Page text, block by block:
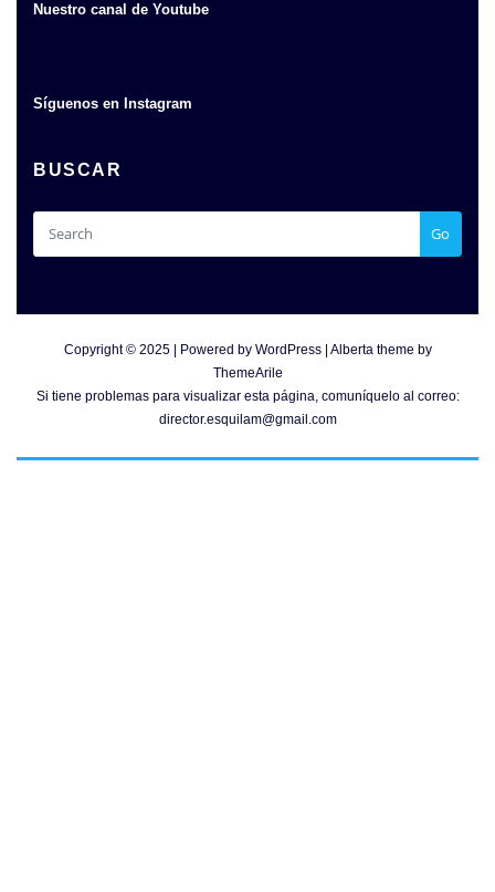
Nuestro canal de Youtube
Síguenos en Instagram
BUSCAR
Go
Copyright © 2025 | Powered by WordPress
Alberta theme by
ThemeArile
Si tiene problemas para visualizar esta página, comuníquelo al correo:
director.esquilam@gmail.com